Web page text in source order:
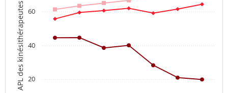
APL des kinésithérapeutes 20
40
60